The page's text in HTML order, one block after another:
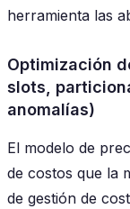
herramienta las
Optimización
slots,
anomalías)
El modelo de
de costos que la
de gestión de